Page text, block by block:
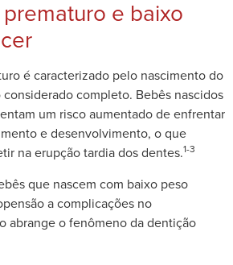
e baixo
é caracterizado pelo nascimento do
completo. Bebês nascidos
um risco aumentado de enfrentar
e desenvolvimento, o que
na erupção tardia dos dentes.1-3
que nascem com baixo peso
a complicações no
abrange o fenômeno da dentição